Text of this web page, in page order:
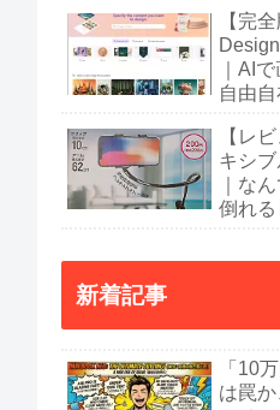
【完
｜AI
自由
【レ
キシ
｜な
倒れる
新着記事
「10
は罠